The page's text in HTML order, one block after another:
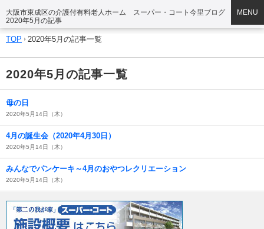
大阪市東成区の介護付有料老人ホーム スーパー・コート今里ブログ
2020年5月の記事
MENU
TOP 2020年5月の記事一覧
2020年5月の記事一覧
母の日
2020年5月14日（木）
4月の誕生会（2020年4月30日）
2020年5月14日（木）
みんなでパンケーキ～4月のおやつレクリエーション
2020年5月14日（木）